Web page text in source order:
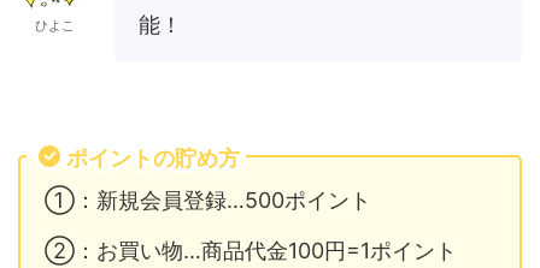
ひよこ
能！
ポイントの貯め方
①：新規会員登録…500ポイント
②：お買い物…商品代金100円=1ポイント